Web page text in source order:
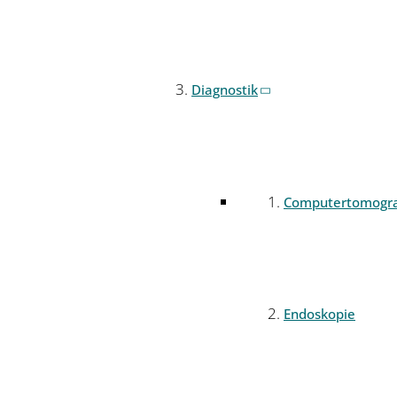
Diagnostik
Endoskopie